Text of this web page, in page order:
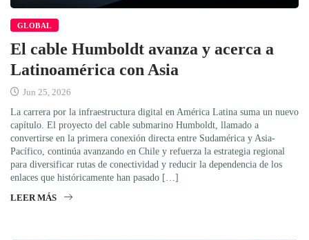
GLOBAL
El cable Humboldt avanza y acerca a
Latinoamérica con Asia
Jun 25, 2026
La carrera por la infraestructura digital en América Latina suma un nuevo
capítulo. El proyecto del cable submarino Humboldt, llamado a
convertirse en la primera conexión directa entre Sudamérica y Asia-
Pacífico, continúa avanzando en Chile y refuerza la estrategia regional
para diversificar rutas de conectividad y reducir la dependencia de los
enlaces que históricamente han pasado […]
LEER MÁS